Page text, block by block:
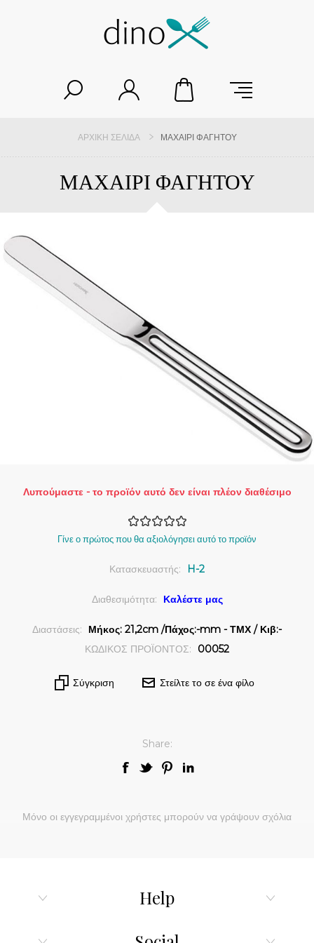
ΑΡΧΙΚΉ ΣΕΛΊΔΑ ΜΑΧΑΙΡΙ ΦΑΓΗΤΟΥ
ΜΑΧΑΙΡΙ ΦΑΓΗΤΟΥ
Λυπούμαστε - το προϊόν αυτό δεν είναι πλέον διαθέσιμο
Γίνε ο πρώτος που θα αξιολόγησει αυτό το προϊόν
Κατασκευαστής: H-2
Διαθεσιμότητα: Καλέστε μας
Διαστάσεις:
Μήκος: 21,2cm /Πάχος:-mm - ΤΜΧ / Κιβ:-
ΚΩΔΙΚΟΣ ΠΡΟΪΟΝΤΟΣ:
00052
Σύγκριση Στείλτε το σε ένα φίλο
Share:
Μόνο οι εγγεγραμμένοι χρήστες μπορούν να γράψουν σχόλια
Help